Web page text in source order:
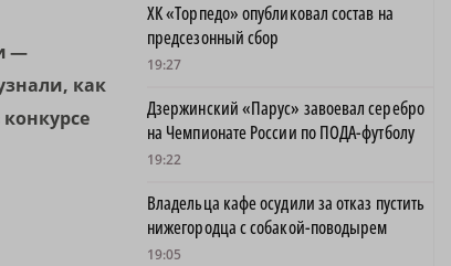
—
как
ХК «Торпедо» опубликовал состав на
предсезонный сбор
19:27
Дзержинский «Парус» завоевал серебро
на Чемпионате России по ПОДА-футболу
19:22
Владельца кафе осудили за отказ пустить
нижегородца с собакой-поводырем
19:05